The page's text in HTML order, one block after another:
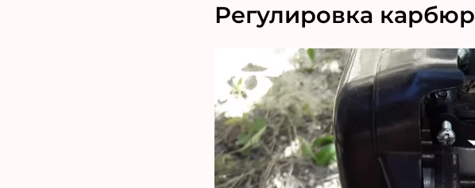
Регулировка